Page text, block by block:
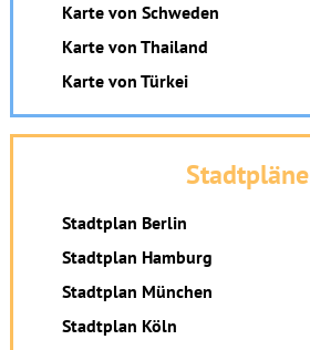
Karte von Schweden
Karte von Thailand
Karte von Türkei
Stadtpläne
Stadtplan Berlin
Stadtplan Hamburg
Stadtplan München
Stadtplan Köln